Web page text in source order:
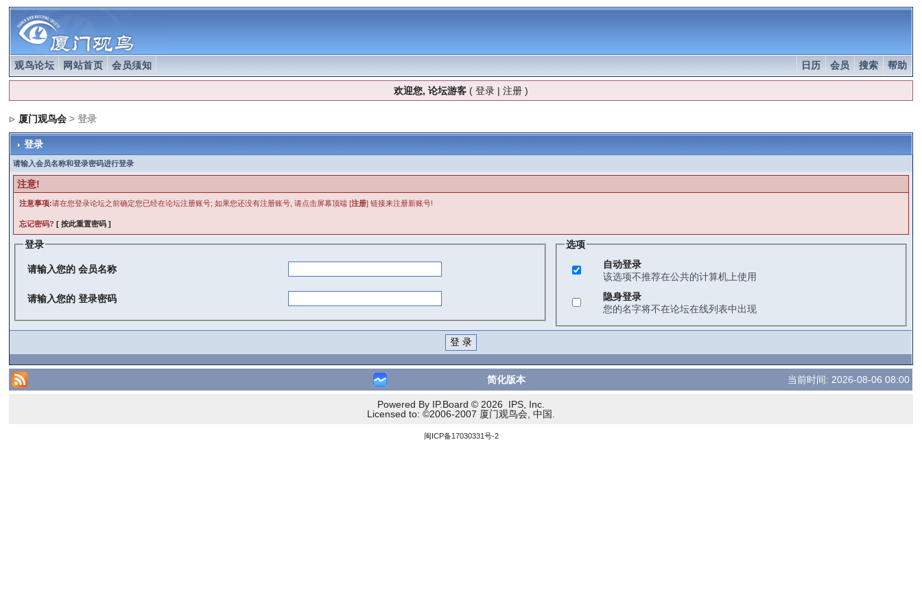
观鸟论坛 网站首页 会员须知 帮助
搜索
会员
日历
欢迎您, 论坛游客( 登录| 注册)
厦门观鸟会 > 登录
登录
请输入会员名称和登录密码进行登录
注意!
注意事项:请在您登录论坛之前确定您已经在论坛注册账号; 如果您还没有注册账号, 请点击屏幕顶端 [注册] 链接来注册新账号!
忘记密码?[ 按此重置密码 ]
登录
请输入您的 会员名称
请输入您的 登录密码
选项
自动登录
该选项不推荐在公共的计算机上使用
隐身登录
您的名字将不在论坛在线列表中出现
简化版本 当前时间: 2026-08-06 08:00
Powered By IP.Board © 2026 IPS, Inc.
Licensed to: ©2006-2007 厦门观鸟会, 中国.
闽ICP备17030331号-2